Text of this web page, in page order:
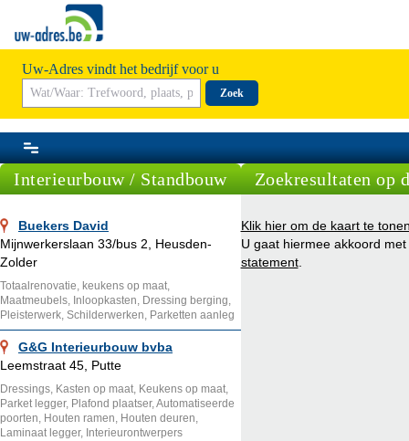
Uw-Adres vindt het bedrijf voor u
Zoek
Interieurbouw / Standbouw
Buekers David
Mijnwerkerslaan 33/bus 2, Heusden-
Zolder
Totaalrenovatie, keukens op maat,
Maatmeubels, Inloopkasten, Dressing berging,
Pleisterwerk, Schilderwerken, Parketten aanleg
G&G Interieurbouw bvba
Leemstraat 45, Putte
Dressings, Kasten op maat, Keukens op maat,
Parket legger, Plafond plaatser, Automatiseerde
poorten, Houten ramen, Houten deuren,
Laminaat legger, Interieurontwerpers
Zoekresultaten op
Klik hier om de kaart te
U gaat hiermee akkoord
statement.